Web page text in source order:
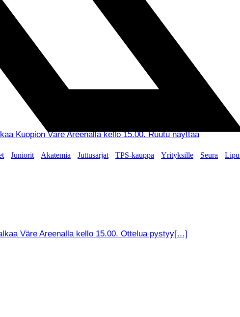
Juniorit Akatemia Juttusarjat TPS-kauppa Yrityksille Seura
Kuopion Väre Areenalla kello 15.00. Ruutu näyttää
Väre Areenalla kello 15.00. Ottelua pystyy[…]